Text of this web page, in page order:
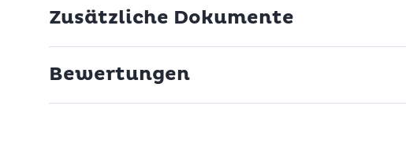
Zusätzliche Dokumente
Bewertungen